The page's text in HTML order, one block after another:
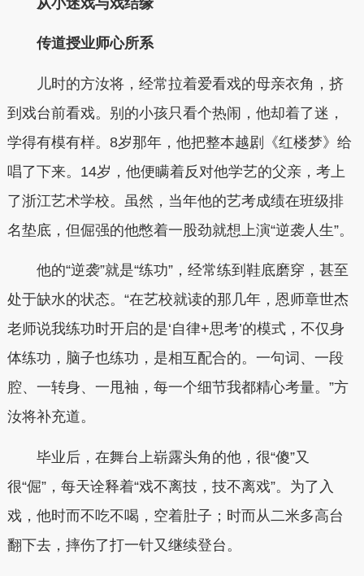
传道授业师心所系
儿时的方汝将，经常拉着爱看戏的母亲衣角，挤
到戏台前看戏。别的小孩只看个热闹，他却着了迷，
学得有模有样。8岁那年，他把整本越剧《红楼梦》给
唱了下来。14岁，他便瞒着反对他学艺的父亲，考上
了浙江艺术学校。虽然，当年他的艺考成绩在班级排
名垫底，但倔强的他憋着一股劲就想上演“逆袭人生”。
他的“逆袭”就是“练功”，经常练到鞋底磨穿，甚至
处于缺水的状态。“在艺校就读的那几年，恩师章世杰
老师说我练功时开启的是‘自律+思考’的模式，不仅身
体练功，脑子也练功，是相互配合的。一句词、一段
腔、一转身、一甩袖，每一个细节我都精心考量。”方
汝将补充道。
毕业后，在舞台上崭露头角的他，很“傻”又
很“倔”，每天诠释着“戏不离技，技不离戏”。为了入
戏，他时而不吃不喝，空着肚子；时而从二米多高台
翻下去，摔伤了打一针又继续登台。